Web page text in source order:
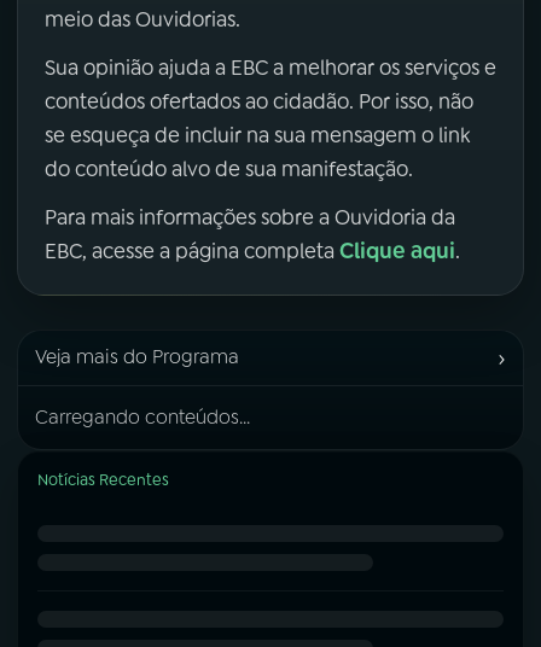
meio das Ouvidorias.
Sua opinião ajuda a EBC a melhorar os serviços e
conteúdos ofertados ao cidadão. Por isso, não
se esqueça de incluir na sua mensagem o link
do conteúdo alvo de sua manifestação.
Para mais informações sobre a Ouvidoria da
EBC, acesse a página completa Clique aqui.
Veja mais do Programa ›
Carregando conteúdos...
Notícias Recentes